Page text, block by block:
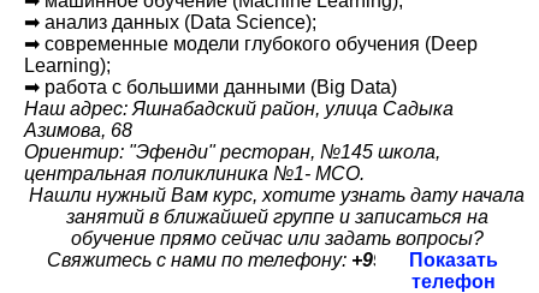
➡ анализ данных (Data Science);
➡ современные модели глубокого обучения (Deep
Learning);
➡ работа с большими данными (Big Data)
Наш адрес: Яшнабадский район, улица Садыка
Азимова, 68
Ориентир: "Эфенди" ресторан, №145 школа,
центральная поликлиника №1- МСО.
Нашли нужный Вам курс, хотите узнать дату начала
занятий в ближайшей группе и записаться на
обучение прямо сейчас или задать вопросы?
Свяжитесь с нами по телефону: +99897 460 44 38
Показать
телефон